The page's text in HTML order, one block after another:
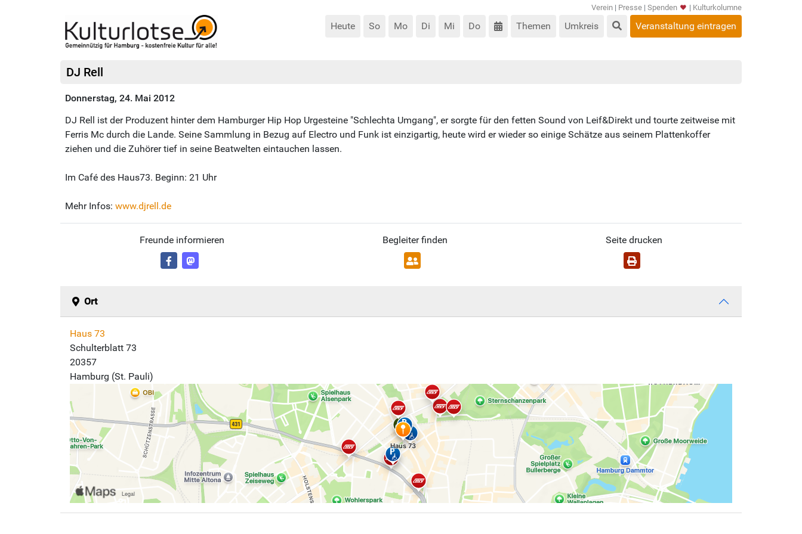
Verein | Presse | Spenden | Kulturkolumne
Heute So Mo Di Mi Do Themen Umkreis Veranstaltung eintragen
DJ Rell
Donnerstag, 24. Mai 2012
DJ Rell ist der Produzent hinter dem Hamburger Hip Hop Urgesteine "Schlechta Umgang", er sorgte für den fetten Sound von Leif&Direkt und tourte zeitweise mit
Ferris Mc durch die Lande. Seine Sammlung in Bezug auf Electro und Funk ist einzigartig, heute wird er wieder so einige Schätze aus seinem Plattenkoffer
ziehen und die Zuhörer tief in seine Beatwelten eintauchen lassen.
Im Café des Haus73. Beginn: 21 Uhr
Mehr Infos: www.djrell.de
Freunde informieren Begleiter finden Seite drucken
Ort
Haus 73
Schulterblatt 73
20357
Hamburg (St. Pauli)